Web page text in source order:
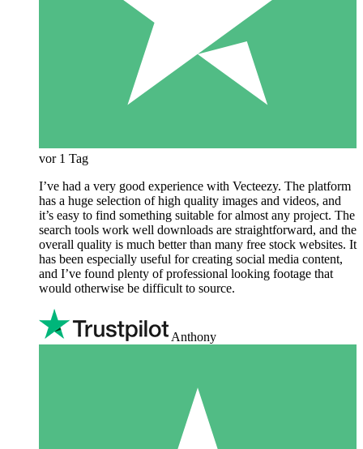
vor 1 Tag
I’ve had a very good experience with Vecteezy. The platform
has a huge selection of high quality images and videos, and
it’s easy to find something suitable for almost any project. The
search tools work well downloads are straightforward, and the
overall quality is much better than many free stock websites. It
has been especially useful for creating social media content,
and I’ve found plenty of professional looking footage that
would otherwise be difficult to source.
Anthony